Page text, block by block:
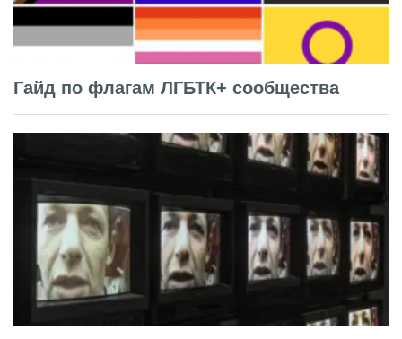
Гайд по флагам ЛГБТК+ сообщества